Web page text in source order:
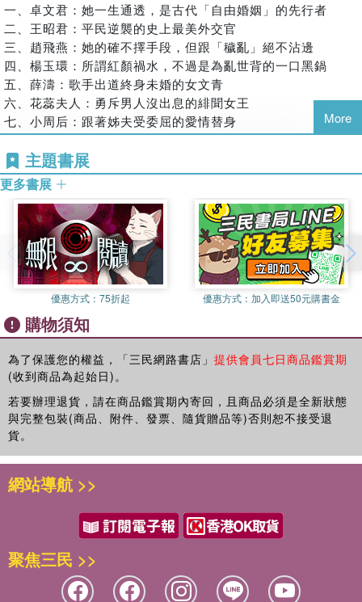
從唐詩到宋詞，近百首詩詞全賞析
結合古代美人的生平事蹟，圍繞歷代文人為她們創作的詩詞，
用現代人的情感，以簡明通俗的語言對每首詩詞進行解讀，帶
領你領會詩詞之美。
古代女性環境大揭露
本書還介紹了人物所處的各個時代背景下的經濟、政治等各方
面的狀況以及風土人情、文化特點，讀者可以從中更好地瞭解
歷史，瞭解八位古代姊姊們所處的社會環境。
特別收錄歷史知名詩人八卦
趣事。
──登場的姊姊們──
1號 卓文君，西漢人。
大膽再婚無所畏懼，有錢任性還叛逆。當代白富美無誤，敢於
投資潛力股。
2號 王昭君，西漢人。
出身平民又如何，有本事逆襲無難事。史上最美外交官，一心
報國志已酬。
3號 趙飛燕，西漢人。
一生被黑也不怕，她皇帝照泡舞照跳，誰愛說啥隨便他。
4號 楊玉環，唐朝人。
就是有公主命才敢公主病，人美有才華，被寵也是剛好。
家道中落也沒啥，她也能賺錢養家。能詩能歌女文青，名媛歌
妓她都行。
寫詩作畫才華飛，姿色美艷人人追，一生只愛一男子，沒出息
7. 小周后，五代十國南唐人。
被冤枉是第三者，後人說她搶姊夫。誰知困境艱難都她陪，愛
情替身有夠衰。
一、卓文君：她一生通透，是古代「自由婚姻」的先行者
二、王昭君：平民逆襲的史上最美外交官
三、趙飛燕：她的確不擇手段，但跟「穢亂」絕不沾邊
四、楊玉環：所謂紅顏禍水，不過是為亂世背的一口黑鍋
五、薛濤：歌手出道終身未婚的女文青
六、花蕊夫人：勇斥男人沒出息的緋聞女王
七、小周后：跟著姊夫受委屈的愛情替身
八、李清照：寧願孤獨，絕不庸俗，她是世上少有的明白人
More
主題書展
更多書展
優惠方式： 75折起 優惠方式： 加入即送50元購書金
購物須知
為了保護您的權益，「三民網路書店」 提供會員七日商品鑑賞期
(收到商品為起始日)。
若要辦理退貨，請在商品鑑賞期內寄回，且商品必須是全新狀態
與完整包裝(商品、附件、發票、隨貨贈品等)否則恕不接受退
貨。
網站導航 >>
聚焦三民 >>